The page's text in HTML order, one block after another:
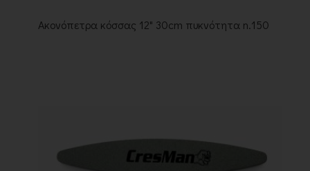
Ακονόπετρα κόσσας 12" 30cm πυκνότητα n.150